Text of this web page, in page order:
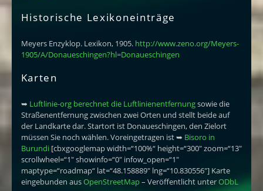
Historische Lexikoneinträge
Meyers Enzyklop. Lexikon, 1905. http://www.zeno.org/Meyers-
1905/A/Donaueschingen?hl=Donaueschingen
Karten
➥ Luftlinie-org berechnet die Luftlinienentfernungsowie die
Straßenentfernung zwischen zwei Orten und stellt beide auf
der Landkarte dar. Startort ist Donaueschingen, den Zielort
müssen Sie noch wählen. Voreingetragen ist ➥ Bisoro in
Burundi[cbxgooglemap width=“100%“ height=“300″ zoom=“13″
scrollwheel=“1″ showinfo=“0″ infow_open=“1″
maptype=“roadmap“ lat=“48.158889″ lng=“10.830556″] Karte
eingebunden ausOpenStreetMap– Veröffentlicht unterODbL